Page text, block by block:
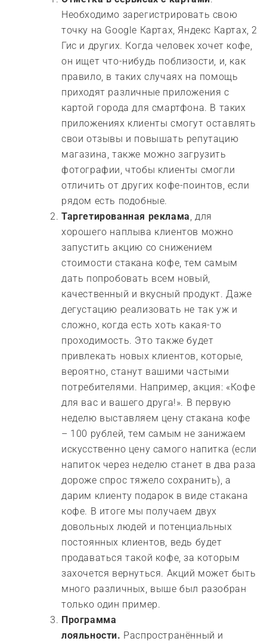
Необходимо зарегистрировать свою
точку на Google Картах, Яндекс Картах, 2
Гис и других. Когда человек хочет кофе,
он ищет что-нибудь поблизости, и, как
правило, в таких случаях на помощь
приходят различные приложения с
картой города для смартфона. В таких
приложениях клиенты смогут оставлять
свои отзывы и повышать репутацию
магазина, также можно загрузить
фотографии, чтобы клиенты смогли
отличить от других кофе-поинтов, если
рядом есть подобные.
Таргетированная реклама , для
хорошего наплыва клиентов можно
запустить акцию со снижением
стоимости стакана кофе, тем самым
дать попробовать всем новый,
качественный и вкусный продукт. Даже
дегустацию реализовать не так уж и
сложно, когда есть хоть какая-то
проходимость. Это также будет
привлекать новых клиентов, которые,
вероятно, станут вашими частыми
потребителями. Например, акция: «Кофе
для вас и вашего друга!». В первую
неделю выставляем цену стакана кофе
– 100 рублей, тем самым не занижаем
искусственно цену самого напитка (если
напиток через неделю станет в два раза
дороже спрос тяжело сохранить), а
дарим клиенту подарок в виде стакана
кофе. В итоге мы получаем двух
довольных людей и потенциальных
постоянных клиентов, ведь будет
продаваться такой кофе, за которым
захочется вернуться. Акций может быть
много различных, выше был разобран
только один пример.
Программа
лояльности. Распространённый и